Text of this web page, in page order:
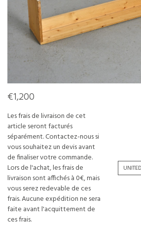
€1,200
Les frais de livraison de cet
article seront facturés
séparément. Contactez-nous si
vous souhaitez un devis avant
de finaliser votre commande.
Lors de l'achat, les frais de
livraison sont affichés à 0€, mais
vous serez redevable de ces
frais. Aucune expédition ne sera
faite avant l'acquittement de
ces frais.